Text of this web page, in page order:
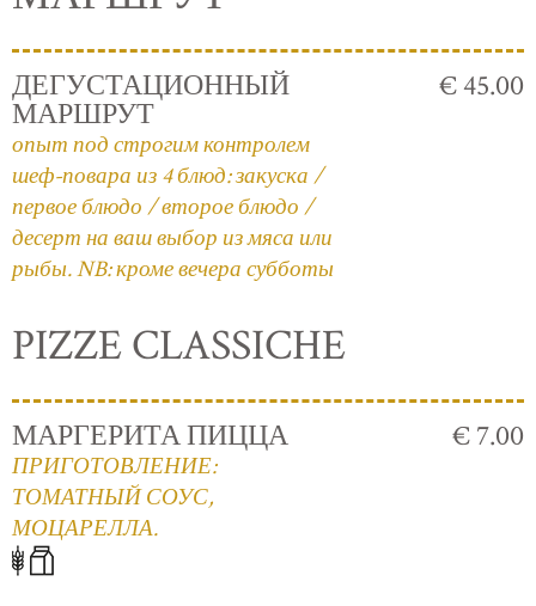
ДЕГУСТАЦИОННЫЙ
МАРШРУТ
опыт под строгим контролем
шеф-повара из 4 блюд: закуска /
первое блюдо / второе блюдо /
десерт на ваш выбор из мяса или
рыбы. NB: кроме вечера субботы
€ 45.00
PIZZE CLASSICHE
МАРГЕРИТА ПИЦЦА
ПРИГОТОВЛЕНИЕ:
ТОМАТНЫЙ СОУС,
МОЦАРЕЛЛА.
€ 7.00